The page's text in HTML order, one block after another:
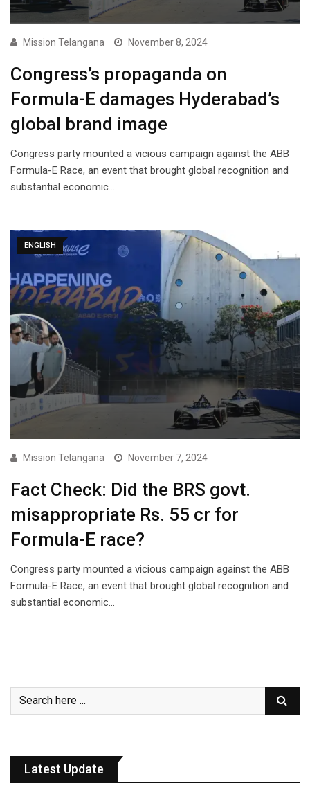
Mission Telangana November 8, 2024
Congress’s propaganda on
Formula-E damages Hyderabad’s
global brand image
Congress party mounted a vicious campaign against the ABB
Formula-E Race, an event that brought global recognition and
substantial economic…
ENGLISH
Mission Telangana November 7, 2024
Fact Check: Did the BRS govt.
misappropriate Rs. 55 cr for
Formula-E race?
Congress party mounted a vicious campaign against the ABB
Formula-E Race, an event that brought global recognition and
substantial economic…
Latest Update